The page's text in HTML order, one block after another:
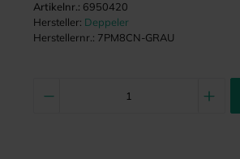
Artikelnr.: 6950420
Hersteller: Deppeler
Herstellernr.: 7PM8CN-GRAU